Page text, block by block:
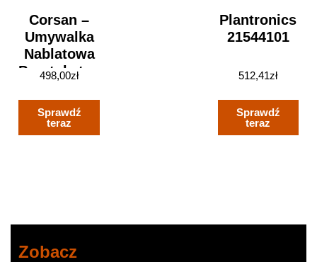
Corsan –
Umywalka
Nablatowa
Prostokątna
Cm Z
Korkiem
Klik-Klak
498,00zł
Sprawdź
teraz
Plantronics
21544101
512,41zł
Sprawdź
teraz
Zobacz